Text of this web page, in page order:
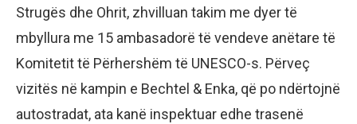
Strugës dhe Ohrit, zhvilluan takim me dyer të
mbyllura me 15 ambasadorë të vendeve anëtare të
Komitetit të Përhershëm të UNESCO-s. Përveç
vizitës në kampin e Bechtel & Enka, që po ndërtojnë
autostradat, ata kanë inspektuar edhe trasenë